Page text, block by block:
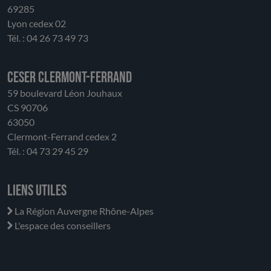
69285
Lyon cedex 02
Tél. : 04 26 73 49 73
CESER Clermont-Ferrand
59 boulevard Léon Jouhaux
CS 90706
63050
Clermont-Ferrand cedex 2
Tél. : 04 73 29 45 29
Liens utiles
La Région Auvergne Rhône-Alpes
L'espace des conseillers